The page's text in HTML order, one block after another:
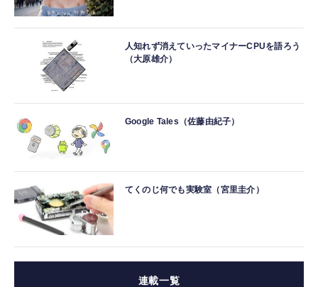
人知れず消えていったマイナーCPUを語ろう
（大原雄介）
Google Tales（佐藤由紀子）
てくのじ何でも実験室（宮里圭介）
連載一覧